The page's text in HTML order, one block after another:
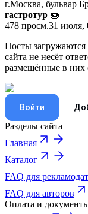
г.Москва, бульвар
гастротур 🍩
478 просм.31 июля,
Посты загружаются
сайта не несёт
размещённые в них
Войти
Разделы сайта
Главная
Каталог
FAQ для
FAQ для авторов
Оплата и